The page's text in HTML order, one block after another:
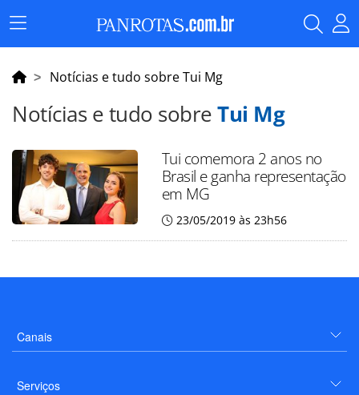
Menu
Principal
Notícias e tudo sobre Tui Mg
Notícias e tudo sobreTui Mg
Tui comemora 2 anos no
Brasil e ganha representação
em MG
23/05/2019 às 23h56
Canais
Serviços